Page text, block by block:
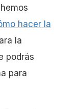
hacer la
la
podrás
para